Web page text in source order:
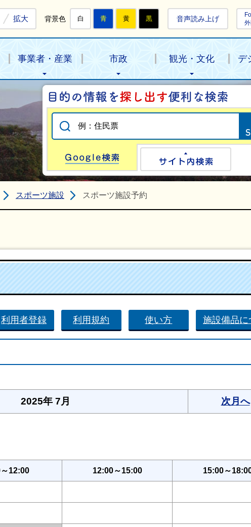
拡大 背景色 白 青 黄 黒 音声読み上げ
事業者・産業 市政 観光・文化 デ
Google検索
スポーツ施設 スポーツ施設予約
利用者登録 利用規約 使い方 施設備品に
2025年 7月 次月へ
12:00 12:00～15:00 15:00～